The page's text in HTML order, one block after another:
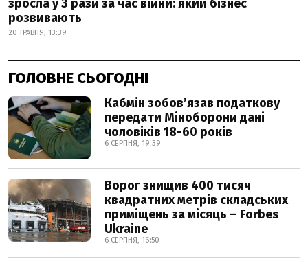
зросла у 3 рази за час війни: який бізнес
розвивають
20 ТРАВНЯ, 13:39
ГОЛОВНЕ СЬОГОДНІ
Кабмін зобовʼязав податкову
передати Міноборони дані
чоловіків 18-60 років
6 СЕРПНЯ, 19:39
Ворог знищив 400 тисяч
квадратних метрів складських
приміщень за місяць – Forbes
Ukraine
6 СЕРПНЯ, 16:50